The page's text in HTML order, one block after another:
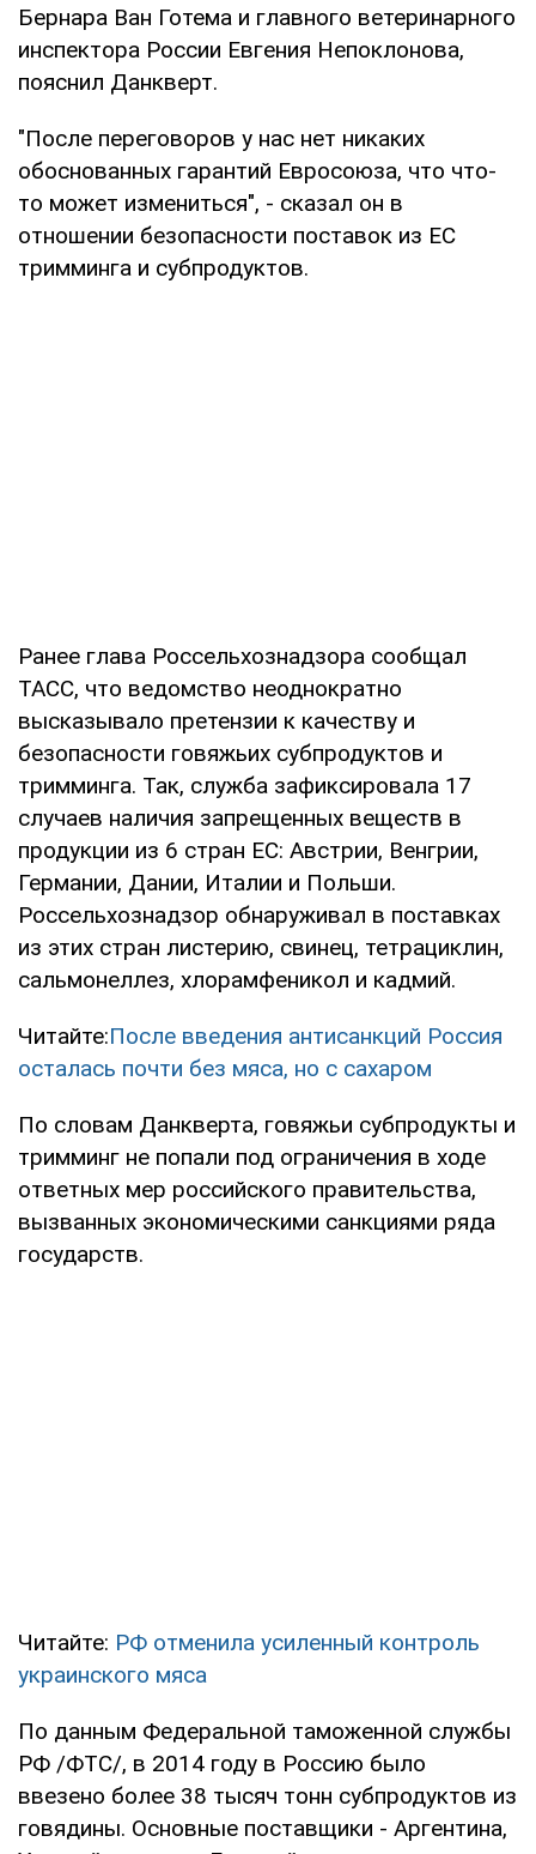
Бернара Ван Готема и главного ветеринарного
инспектора России Евгения Непоклонова,
пояснил Данкверт.
"После переговоров у нас нет никаких
обоснованных гарантий Евросоюза, что что-
то может измениться", - сказал он в
отношении безопасности поставок из ЕС
тримминга и субпродуктов.
Ранее глава Россельхознадзора сообщал
ТАСС, что ведомство неоднократно
высказывало претензии к качеству и
безопасности говяжьих субпродуктов и
тримминга. Так, служба зафиксировала 17
случаев наличия запрещенных веществ в
продукции из 6 стран ЕС: Австрии, Венгрии,
Германии, Дании, Италии и Польши.
Россельхознадзор обнаруживал в поставках
из этих стран листерию, свинец, тетрациклин,
сальмонеллез, хлорамфеникол и кадмий.
Читайте:После введения антисанкций Россия
осталась почти без мяса, но с сахаром
По словам Данкверта, говяжьи субпродукты и
тримминг не попали под ограничения в ходе
ответных мер российского правительства,
вызванных экономическими санкциями ряда
государств.
Читайте: РФ отменила усиленный контроль
украинского мяса
По данным Федеральной таможенной службы
РФ /ФТС/, в 2014 году в Россию было
ввезено более 38 тысяч тонн субпродуктов из
говядины. Основные поставщики - Аргентина,